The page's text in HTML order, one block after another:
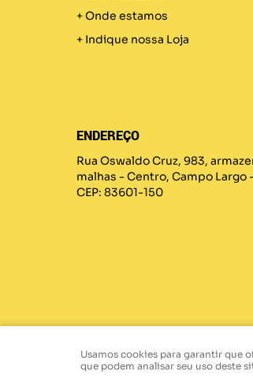
Onde estamos
Indique nossa Loja
ENDEREÇO
Rua Oswaldo Cruz, 983,
malhas - Centro, Campo Largo -
CEP: 83601-150
Usamos cookies para garantir que
que podem analisar seu uso deste